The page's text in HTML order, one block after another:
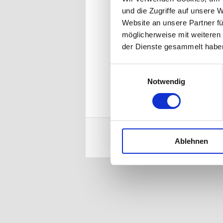
und die Zugriffe auf unsere
Website an unsere Partner
möglicherweise mit
der Dienste gesammelt
Notwendig
Ablehnen
Hausmeister für Ihre
Zimmerpflanzen in gute
Informieren Sie sich hier
auch Ihr Objekt persönlich